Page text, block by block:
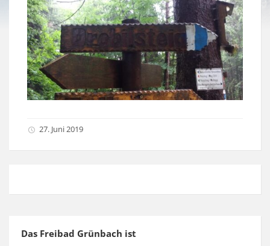
27. Juni 2019
Das Freibad Grünbach ist